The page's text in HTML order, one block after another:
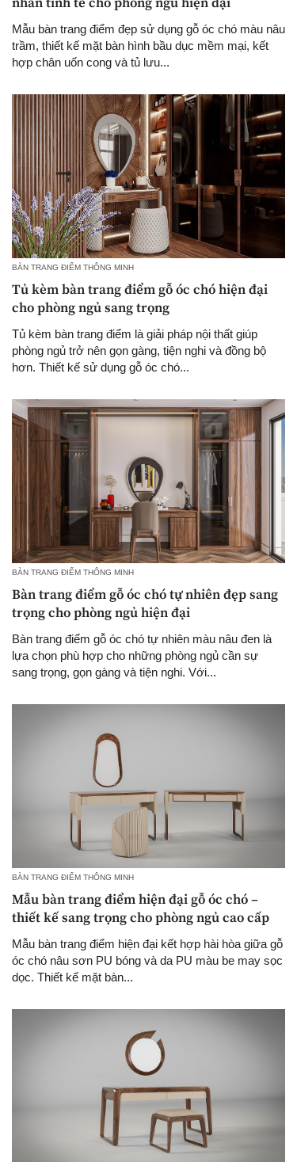
Mẫu bàn trang điểm đẹp sử dụng gỗ óc chó màu nâu
trầm, thiết kế mặt bàn hình bầu dục mềm mại, kết
hợp chân uốn cong và tủ lưu...
BÀN TRANG ĐIỂM THÔNG MINH
Tủ kèm bàn trang điểm gỗ óc chó hiện đại
cho phòng ngủ sang trọng
Tủ kèm bàn trang điểm là giải pháp nội thất giúp
phòng ngủ trở nên gọn gàng, tiện nghi và đồng bộ
hơn. Thiết kế sử dụng gỗ óc chó...
BÀN TRANG ĐIỂM THÔNG MINH
Bàn trang điểm gỗ óc chó tự nhiên đẹp sang
trọng cho phòng ngủ hiện đại
Bàn trang điểm gỗ óc chó tự nhiên màu nâu đen là
lựa chọn phù hợp cho những phòng ngủ cần sự
sang trọng, gọn gàng và tiện nghi. Với...
BÀN TRANG ĐIỂM THÔNG MINH
Mẫu bàn trang điểm hiện đại gỗ óc chó –
thiết kế sang trọng cho phòng ngủ cao cấp
Mẫu bàn trang điểm hiện đại kết hợp hài hòa giữa gỗ
óc chó nâu sơn PU bóng và da PU màu be may sọc
dọc. Thiết kế mặt bàn...